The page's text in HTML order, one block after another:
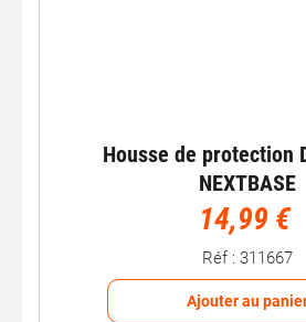
Housse de protection
NEXTBASE
14,99 €
Réf : 311667
Ajouter au